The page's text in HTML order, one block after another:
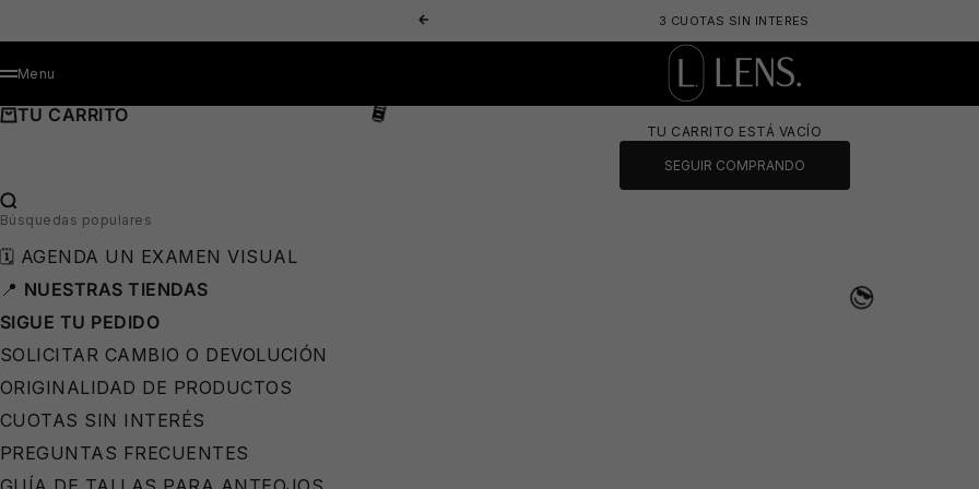
ANTERIOR
3 CUOTAS SIN INTERES
LENS. OPTICA ONLINE - LENTES DE SOL Y
MENÚ
Menu
TU CARRITO
TU CARRITO ESTÁ VACÍO
SEGUIR COMPRANDO
BUSCAR…
Búsquedas populares
🗓️ AGENDA UN EXAMEN VISUAL
📍 NUESTRAS TIENDAS
SIGUE TU PEDIDO
SOLICITAR CAMBIO O DEVOLUCIÓN
ORIGINALIDAD DE PRODUCTOS
CUOTAS SIN INTERÉS
PREGUNTAS FRECUENTES